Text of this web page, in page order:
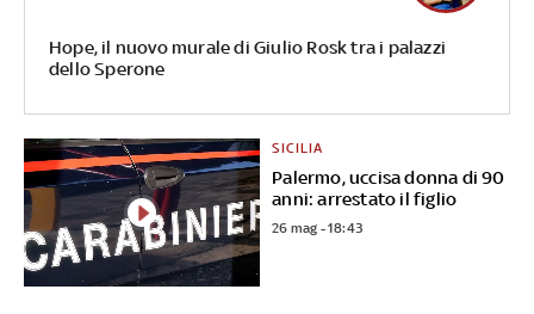
Hope, il nuovo murale di Giulio Rosk tra i palazzi
dello Sperone
Palermo, uccisa donna di 90
anni: arrestato il figlio
SICILIA
26 mag - 18:43